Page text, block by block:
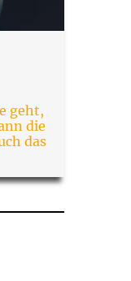
geht,
die
das